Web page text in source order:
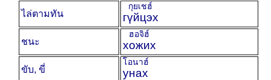
ไล่ตามทัน гүйцэх
กุยเชฮ์
ชนะ хожих
ฮอจิฮ์
ขับ, ขี่ унах
โอนาฮ์